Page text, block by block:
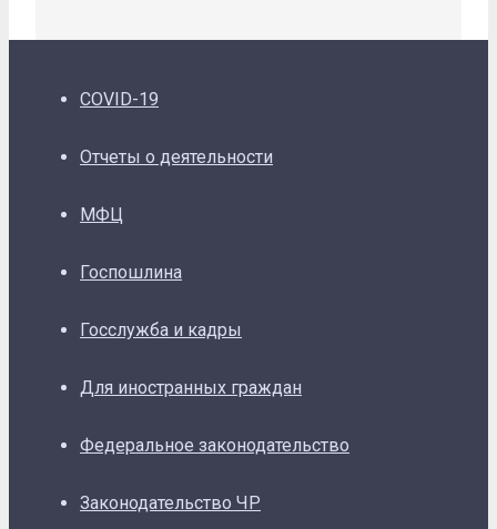
COVID-19
Отчеты о деятельности
МФЦ
Госпошлина
Госслужба и кадры
Для иностранных граждан
Федеральное законодательство
Законодательство ЧР